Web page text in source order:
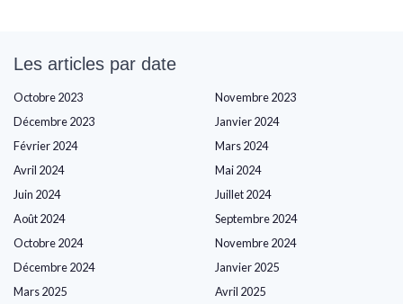
Les articles par date
Octobre 2023
Novembre 2023
Décembre 2023
Janvier 2024
Février 2024
Mars 2024
Avril 2024
Mai 2024
Juin 2024
Juillet 2024
Août 2024
Septembre 2024
Octobre 2024
Novembre 2024
Décembre 2024
Janvier 2025
Mars 2025
Avril 2025